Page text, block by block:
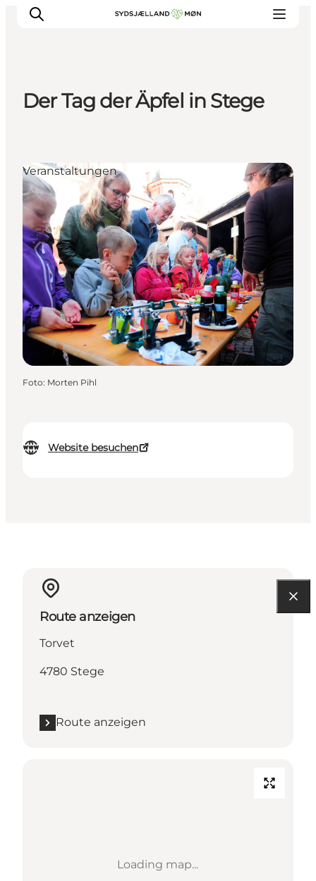
Events
Essen
Unterkunft
Reise planen
Der Tag der Äpfel in Stege
Website besuchen
Veranstaltungen
Foto: Morten Pihl
Route anzeigen
Torvet
4780 Stege
Route anzeigen
Loading map...